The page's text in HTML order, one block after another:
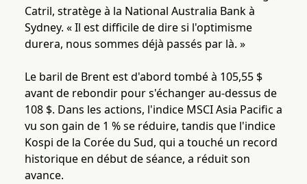
Catril, stratège à la National Australia Bank à
Sydney. « Il est difficile de dire si l'optimisme
durera, nous sommes déjà passés par là. »
Le baril de Brent est d'abord tombé à 105,55 $
avant de rebondir pour s'échanger au-dessus de
108 $. Dans les actions, l'indice MSCI Asia Pacific a
vu son gain de 1 % se réduire, tandis que l'indice
Kospi de la Corée du Sud, qui a touché un record
historique en début de séance, a réduit son
avance.